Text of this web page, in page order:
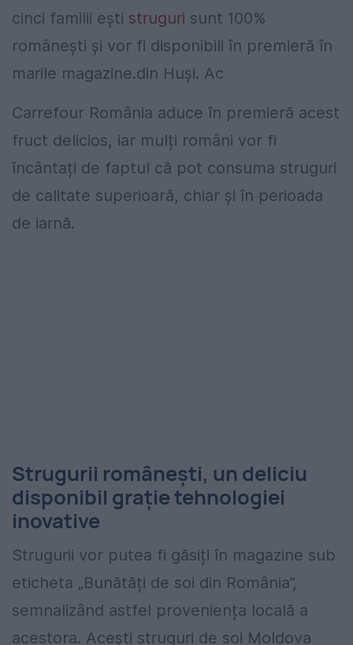
cinci familii ești struguri sunt 100%
românești și vor fi disponibili în premieră în
marile magazine.din Huși. Ac
Carrefour România aduce în premieră acest
fruct delicios, iar mulți români vor fi
încântați de faptul că pot consuma struguri
de calitate superioară, chiar și în perioada
de iarnă.
Strugurii românești, un deliciu
disponibil grație tehnologiei
inovative
Strugurii vor putea fi găsiți în magazine sub
eticheta „Bunătăți de soi din România”,
semnalizând astfel proveniența locală a
acestora. Acești struguri de soi Moldova